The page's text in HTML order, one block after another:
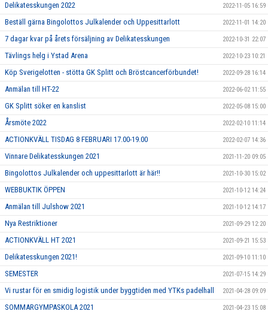
Delikatesskungen 2022 2022-11-05 16:59
Beställ gärna Bingolottos Julkalender och Uppesittarlott 2022-11-01 14:20
7 dagar kvar på årets försäljning av Delikatesskungen 2022-10-31 22:07
Tävlings helg i Ystad Arena 2022-10-23 10:21
Köp Sverigelotten - stötta GK Splitt och Bröstcancerförbundet! 2022-09-28 16:14
Anmälan till HT-22 2022-06-02 11:55
GK Splitt söker en kanslist 2022-05-08 15:00
Årsmöte 2022 2022-02-10 11:14
ACTIONKVÄLL TISDAG 8 FEBRUARI 17.00-19.00 2022-02-07 14:36
Vinnare Delikatesskungen 2021 2021-11-20 09:05
Bingolottos Julkalender och uppesittarlott är här!! 2021-10-30 15:02
WEBBUKTIK ÖPPEN 2021-10-12 14:24
Anmälan till Julshow 2021 2021-10-12 14:17
Nya Restriktioner 2021-09-29 12:20
ACTIONKVÄLL HT 2021 2021-09-21 15:53
Delikatesskungen 2021! 2021-09-10 11:10
SEMESTER 2021-07-15 14:29
Vi rustar för en smidig logistik under byggtiden med YTKs padelhall 2021-04-28 09:09
SOMMARGYMPASKOLA 2021 2021-04-23 15:08